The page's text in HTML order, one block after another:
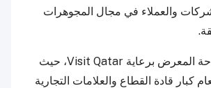
والعملاء في مجال المجوهرات
وتنظم قطر للسياحة المعرض برعاية Visit Qatar، حيث
كبار قادة القطاع والعلامات التجارية